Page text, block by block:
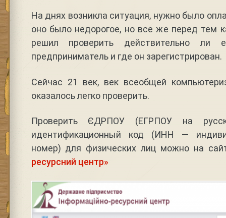
На днях возникла ситуация, нужно было
оно было недорогое, но все же перед тем
решил проверить действительно ли
предприниматель и где он зарегистрирован.
Сейчас 21 век, век всеобщей
оказалось легко проверить.
Проверить ЄДРПОУ (ЕГРПОУ на
идентификационный код (ИНН —
номер) для физических лиц можно на
ресурсний центр»